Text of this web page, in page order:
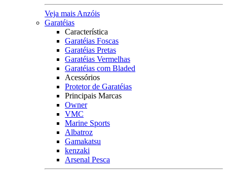
Veja mais Anzóis
Garatéias
Característica
Garatéias Foscas
Garatéias Pretas
Garatéias Vermelhas
Garatéias com Bladed
Acessórios
Protetor de Garatéias
Principais Marcas
Owner
VMC
Marine Sports
Albatroz
Gamakatsu
kenzaki
Arsenal Pesca